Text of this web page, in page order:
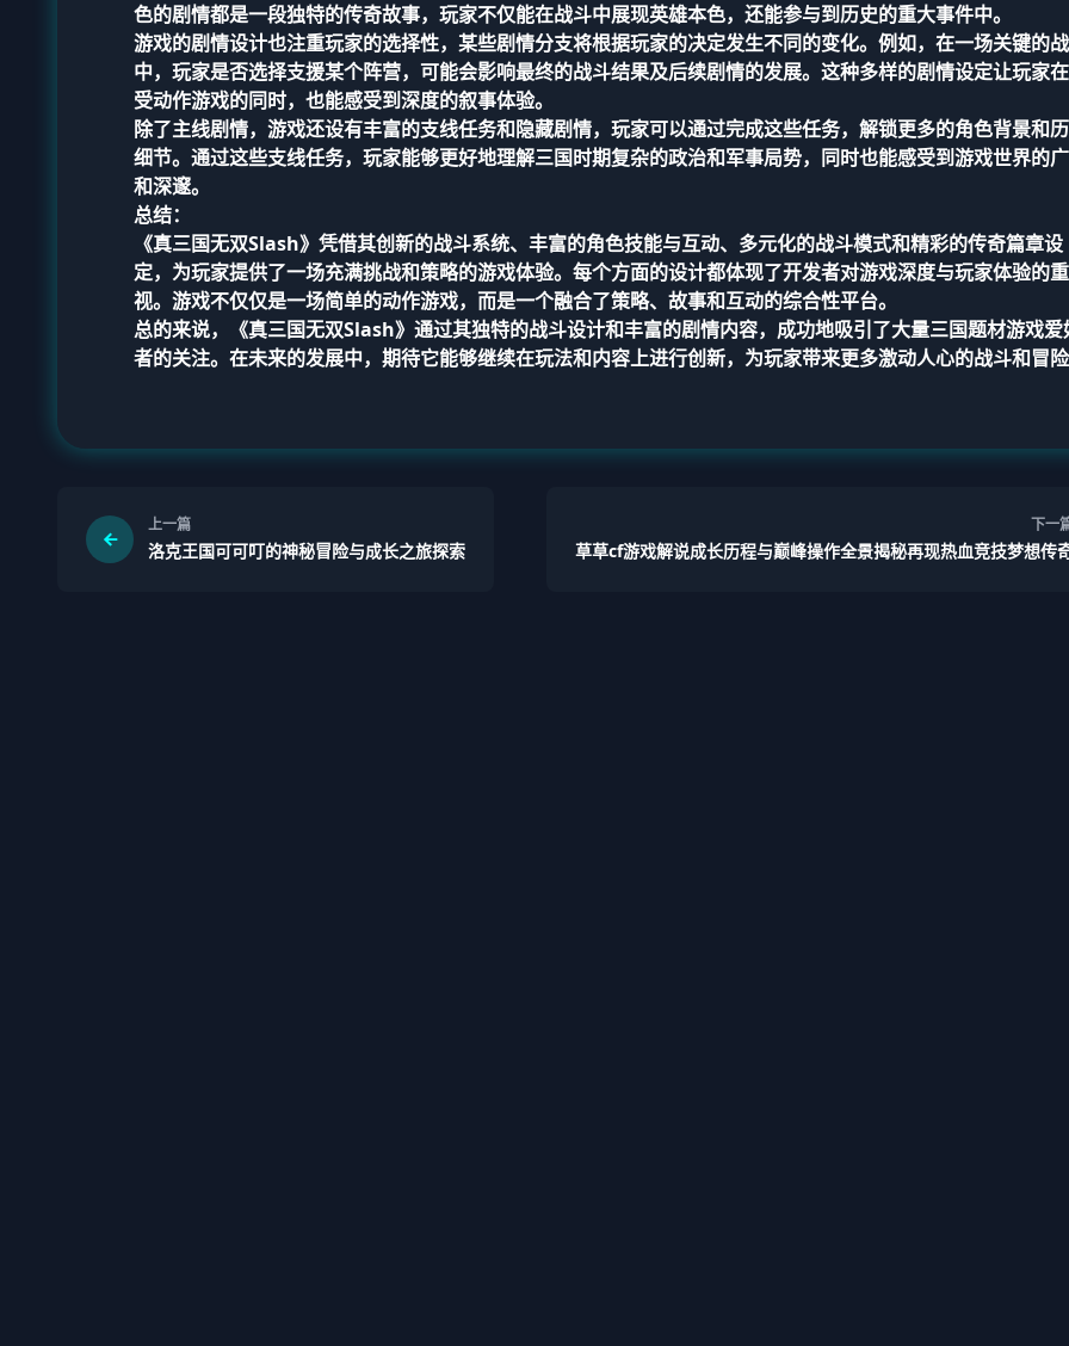
色的剧情都是一段独特的传奇故事，玩家不仅能在战斗中展现英雄本色，还能参与到历史的重大事件中。
游戏的剧情设计也注重玩家的选择性，某些剧情分支将根据玩家的决定发生不同的变化。例如，在一场关键的
中，玩家是否选择支援某个阵营，可能会影响最终的战斗结果及后续剧情的发展。这种多样的剧情设定让玩家
受动作游戏的同时，也能感受到深度的叙事体验。
除了主线剧情，游戏还设有丰富的支线任务和隐藏剧情，玩家可以通过完成这些任务，解锁更多的角色背景和
细节。通过这些支线任务，玩家能够更好地理解三国时期复杂的政治和军事局势，同时也能感受到游戏世界的
和深邃。
总结：
《真三国无双Slash》凭借其创新的战斗系统、丰富的角色技能与互动、多元化的战斗模式和精彩的传奇篇章设
定，为玩家提供了一场充满挑战和策略的游戏体验。每个方面的设计都体现了开发者对游戏深度与玩家体验的重
视。游戏不仅仅是一场简单的动作游戏，而是一个融合了策略、故事和互动的综合性平台。
总的来说，《真三国无双Slash》通过其独特的战斗设计和丰富的剧情内容，成功地吸引了大量三国题材游戏爱
者的关注。在未来的发展中，期待它能够继续在玩法和内容上进行创新，为玩家带来更多激动人心的战斗和冒
上一篇
洛克王国可可叮的神秘冒险与成长之旅探索
下一
草草cf游戏解说成长历程与巅峰操作全景揭秘再现热血竞技梦想传